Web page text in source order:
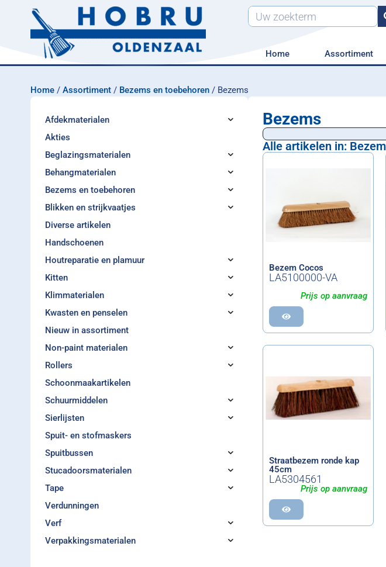
Home Assortiment
Home / Assortiment / Bezems en toebehoren / Bezems
Afdekmaterialen
Akties
Beglazingsmaterialen
Behangmaterialen
Bezems en toebehoren
Blikken en strijkvaatjes
Diverse artikelen
Handschoenen
Houtreparatie en plamuur
Kitten
Klimmaterialen
Kwasten en penselen
Nieuw in assortiment
Non-paint materialen
Rollers
Schoonmaakartikelen
Schuurmiddelen
Sierlijsten
Spuit- en stofmaskers
Spuitbussen
Stucadoorsmaterialen
Tape
Verdunningen
Verf
Verpakkingsmaterialen
Bezems
Alle artikelen in:
Bezem Cocos
LA5100000-VA
Prijs op aanvraag
Straatbezem ronde kap
45cm
LA5304561
Prijs op aanvraag